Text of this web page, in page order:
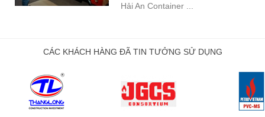
Hải An Container ...
CÁC KHÁCH HÀNG ĐÃ TIN TƯỞNG SỬ DỤNG